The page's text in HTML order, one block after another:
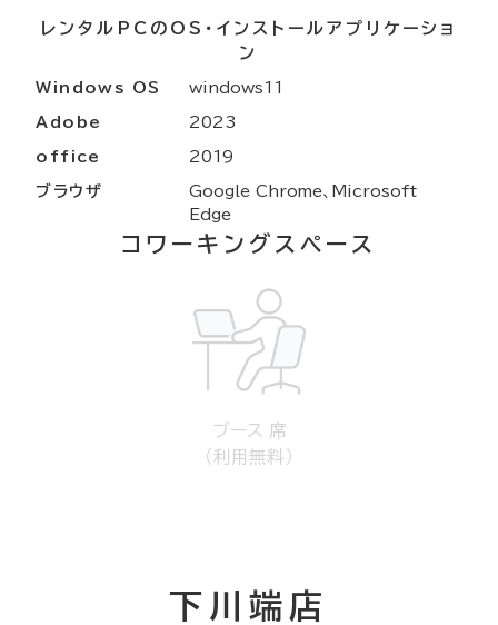
レンタルPCのOS・インストールアプリケーショ
ン
Windows OS windows11
Adobe 2023
office 2019
ブラウザ
Google Chrome、Microsoft
Edge
コワーキングスペース
ブース 席
（利用無料）
下川端店